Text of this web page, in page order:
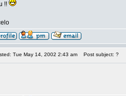
!!
Tue May 14, 2002 2:43 am Post subject: ?